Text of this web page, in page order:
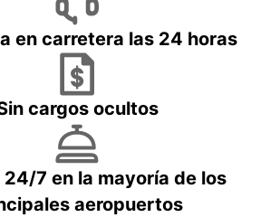
en carretera las 24 horas
cargos ocultos
7 en la mayoría de los
aeropuertos